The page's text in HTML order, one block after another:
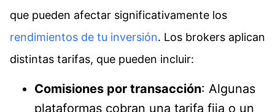
que pueden afectar significativamente los
rendimientos de tu inversión. Los brokers aplican
distintas tarifas, que pueden incluir:
Comisiones por transacción: Algunas
plataformas cobran una tarifa fija o un